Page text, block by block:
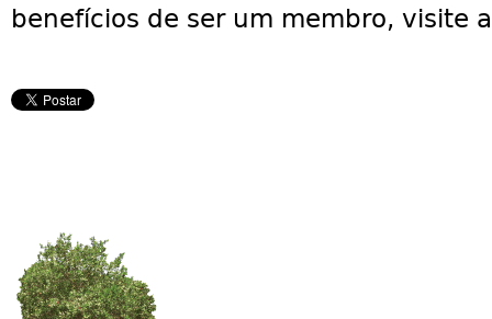
benefícios de ser um membro, visite